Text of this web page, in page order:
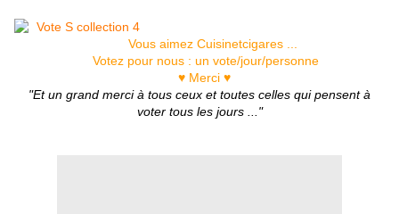
Vous aimez Cuisinetcigares ...
Votez pour nous : un vote/jour/personne
♥ Merci ♥
"Et un grand merci à tous ceux et toutes celles qui pensent à
voter tous les jours ..."